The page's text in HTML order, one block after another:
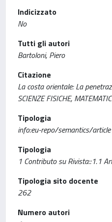
Indicizzato
No
Tutti gli autori
Bartoloni, Piero
Citazione
La costa orientale: La
SCIENZE FISICHE,
Tipologia
info:eu-repo/semantics/article
Tipologia
1 Contributo su Rivista::1.1
Tipologia sito docente
262
Numero autori